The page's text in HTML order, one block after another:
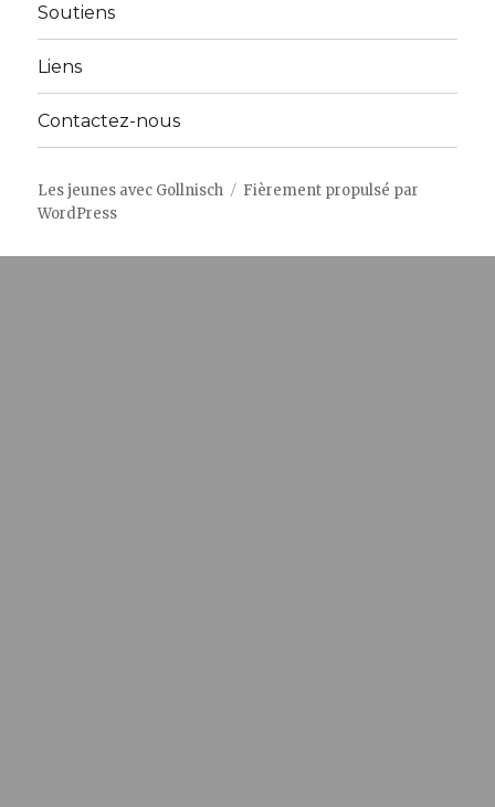
Soutiens
Liens
Contactez-nous
Les jeunes avec Gollnisch
Fièrement propulsé par
WordPress